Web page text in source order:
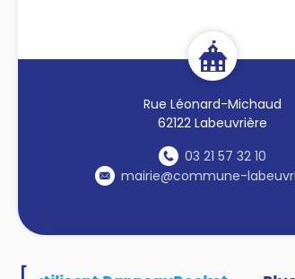
Rue Léonard-Michaud
62122 Labeuvrière
03 21 57 32 10
mairie@commune-